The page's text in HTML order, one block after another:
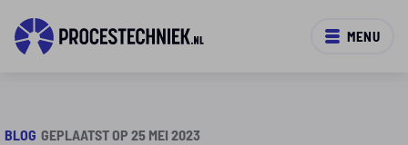
MENU
BLOG GEPLAATST OP 25 MEI 2023